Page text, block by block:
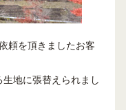
頼を頂きましたお客
地に張替えられまし